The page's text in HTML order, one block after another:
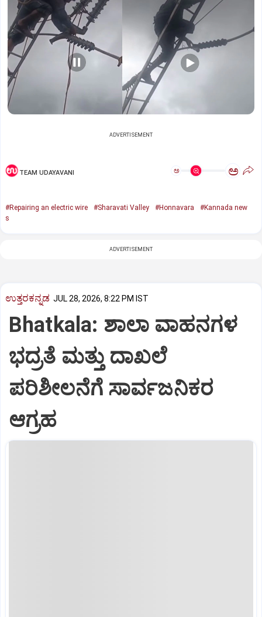
ADVERTISEMENT
TEAM UDAYAVANI ಅ ಅ
#Repairing an electric wire #Sharavati Valley #Honnavara
#Kannada new
s
ADVERTISEMENT
ಉತ್ತರಕನ್ನಡ JUL 28, 2026, 8:22 PM IST
Bhatkala: ಶಾಲಾ ವಾಹನಗಳ
ಭದ್ರತೆ ಮತ್ತು ದಾಖಲೆ
ಪರಿಶೀಲನೆಗೆ ಸಾರ್ವಜನಿಕರ
ಆಗ್ರಹ